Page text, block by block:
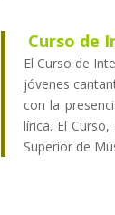
Curso de
El Curso de
jóvenes
con la
lírica. El
Superior de